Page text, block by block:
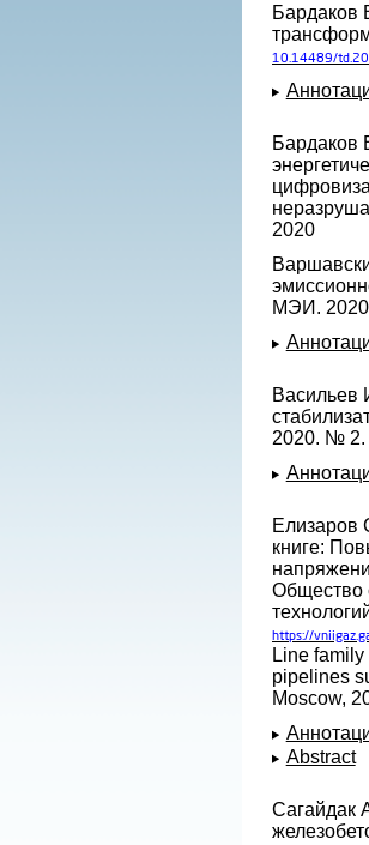
Бардаков
10.14489/
Бардаков
2020
МЭИ.
Васильев
2020. № 2.
Елизаров
книге:
Общество
https://
Line
pipelines
Moscow,
Abstract
Сагайдак